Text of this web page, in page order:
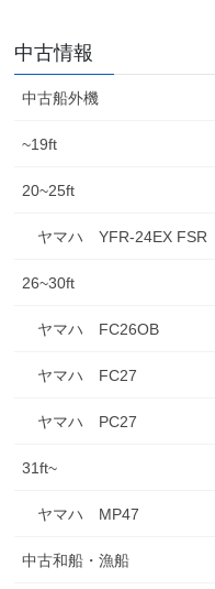
中古情報
中古船外機
~19ft
20~25ft
ヤマハ YFR-24EX FSR
26~30ft
ヤマハ FC26OB
ヤマハ FC27
ヤマハ PC27
31ft~
ヤマハ MP47
中古和船・漁船